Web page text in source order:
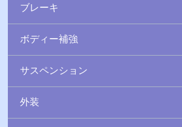
ブレーキ
ボディー補強
サスペンション
外装